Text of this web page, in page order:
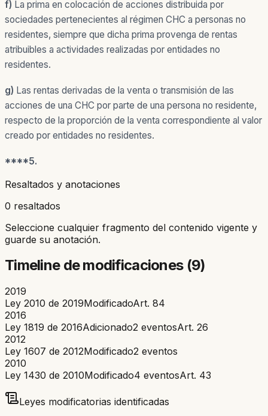
f) La prima en colocación de acciones distribuida por
sociedades pertenecientes al régimen CHC a personas no
residentes, siempre que dicha prima provenga de rentas
atribuibles a actividades realizadas por entidades no
residentes.
g) Las rentas derivadas de la venta o transmisión de las
acciones de una CHC por parte de una persona no residente,
respecto de la proporción de la venta correspondiente al valor
creado por entidades no residentes.
****5.
Resaltados y anotaciones
0 resaltados
Seleccione cualquier fragmento del contenido vigente y
guarde su anotación.
Timeline de modificaciones (9)
2019
Ley 2010 de 2019ModificadoArt. 84
2016
Ley 1819 de 2016Adicionado2 eventosArt. 26
2012
Ley 1607 de 2012Modificado2 eventos
2010
Ley 1430 de 2010Modificado4 eventosArt. 43
Leyes modificatorias identificadas